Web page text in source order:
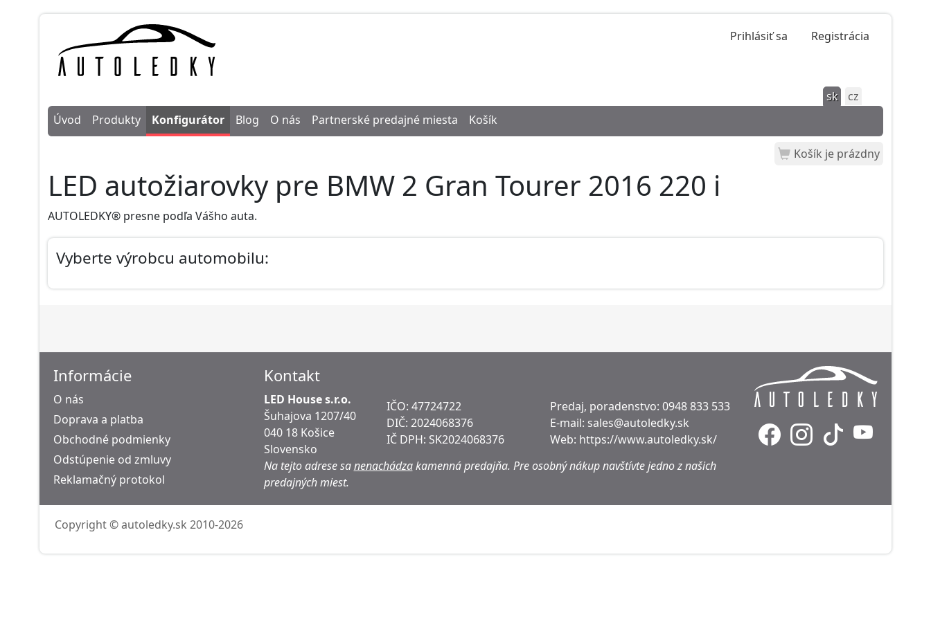
Prihlásiť sa Registrácia
sk
cz
Úvod
Produkty Konfigurátor Blog O nás Partnerské predajné miesta Košík
Košík je prázdny
LED autožiarovky pre BMW 2 Gran Tourer 2016 220 i
AUTOLEDKY® presne podľa Vášho auta.
Vyberte výrobcu automobilu:
Informácie
O nás
Doprava a platba
Obchodné podmienky
Odstúpenie od zmluvy
Reklamačný protokol
Kontakt
LED House s.r.o.
Šuhajova 1207/40
040 18 Košice
Slovensko
IČO: 47724722
DIČ: 2024068376
IČ DPH: SK2024068376
Predaj, poradenstvo: 0948 833 533
E-mail: sales@autoledky.sk
Web: https://www.autoledky.sk/
Na tejto adrese sanenachádzakamenná predajňa. Pre osobný nákup navštívte jedno z našich
predajných miest.
Copyright © autoledky.sk 2010-2026